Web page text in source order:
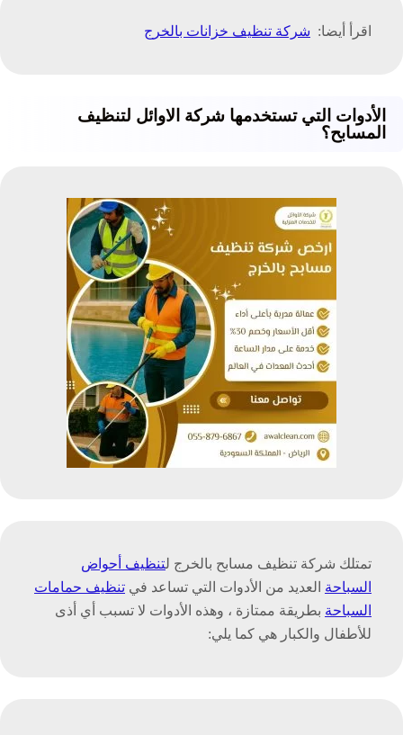
اقرأ أيضا: شركة تنظيف خزانات بالخرج
الأدوات التي تستخدمها شركة الاوائل لتنظيف
المسابح؟
تمتلك شركة تنظيف مسابح بالخرج لتنظيف أحواض
السباحة العديد من الأدوات التي تساعد في تنظيف حمامات
السباحة بطريقة ممتازة ، وهذه الأدوات لا تسبب أي أذى
للأطفال والكبار هي كما يلي: